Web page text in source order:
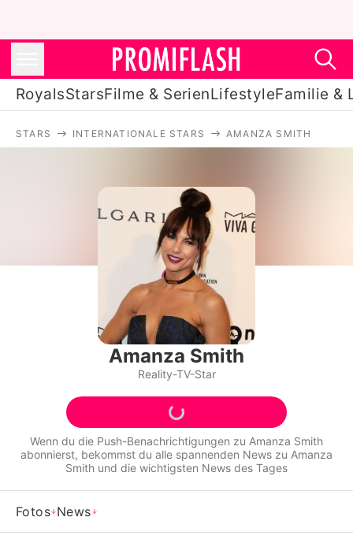
RoyalsStarsFilme & SerienLifestyleFamilie &
Filme & Serien
Lifestyle
Familie & Liebe
Promiflash Exklusiv
Alle Themen auf Promiflash
Jobs
App runterladen
Team
Impressum
STARS INTERNATIONALE STARS AMANZA SMITH
Amanza Smith
Reality-TV-Star
Wenn du die Push-Benachrichtigungen zu Amanza Smith
abonnierst, bekommst du alle spannenden News zu Amanza
Smith und die wichtigsten News des Tages
Fotos News